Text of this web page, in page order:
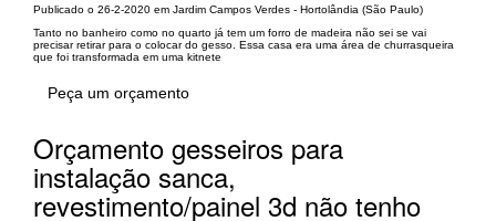
Publicado o 26-2-2020 em Jardim Campos Verdes - Hortolândia (São Paulo)
Tanto no banheiro como no quarto já tem um forro de madeira não sei se vai
precisar retirar para o colocar do gesso. Essa casa era uma área de churrasqueira
que foi transformada em uma kitnete
Peça um orçamento
Orçamento gesseiros para
instalação sanca,
revestimento/painel 3d não tenho